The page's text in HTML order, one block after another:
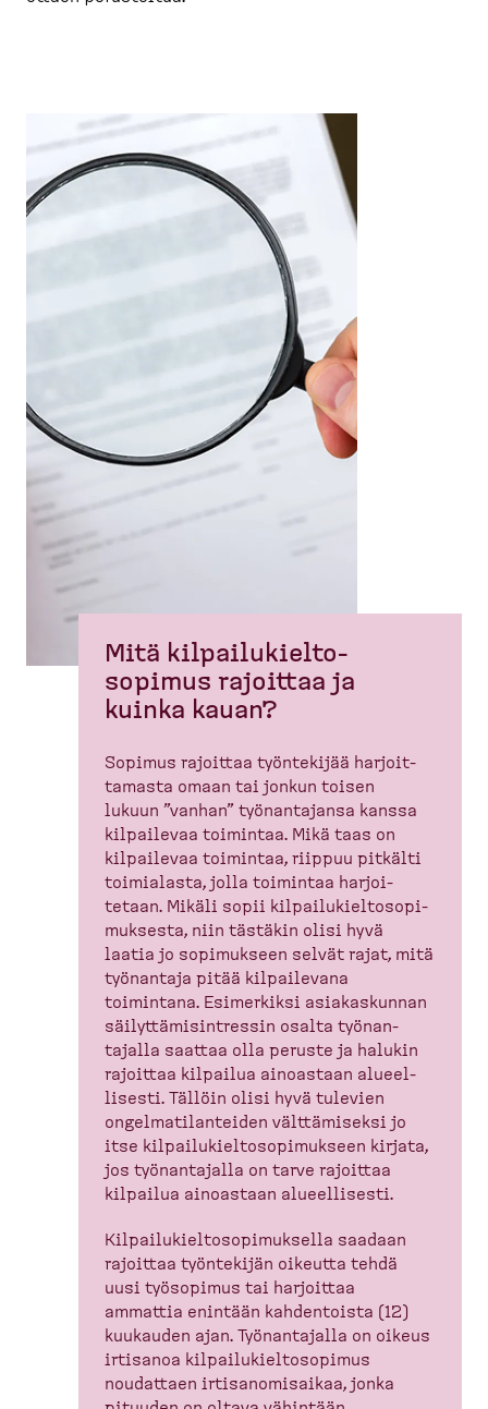
Mitä kilpai­lu­kiel­to­
sopimus rajoittaa ja
kuinka kauan?
Sopimus rajoittaa työntekijää harjoit­
tamasta omaan tai jonkun toisen
lukuun ”vanhan” työnan­tajansa kanssa
kilpailevaa toimintaa. Mikä taas on
kilpailevaa toimintaa, riippuu pitkälti
toimialasta, jolla toimintaa harjoi­
tetaan. Mikäli sopii kilpai­lu­kiel­to­so­pi­
muksesta, niin tästäkin olisi hyvä
laatia jo sopimukseen selvät rajat, mitä
työnantaja pitää kilpai­levana
toimintana. Esimerkiksi asiakas­kunnan
säilyt­tä­mi­sint­ressin osalta työnan­
tajalla saattaa olla peruste ja halukin
rajoittaa kilpailua ainoastaan alueel­
lisesti. Tällöin olisi hyvä tulevien
ongelma­ti­lan­teiden välttä­miseksi jo
itse kilpai­lu­kiel­to­so­pi­mukseen kirjata,
jos työnan­tajalla on tarve rajoittaa
kilpailua ainoastaan alueel­lisesti.
Kilpai­lu­kiel­to­so­pi­muksella saadaan
rajoittaa työntekijän oikeutta tehdä
uusi työsopimus tai harjoittaa
ammattia enintään kahden­toista (12)
kuukauden ajan. Työnan­tajalla on oikeus
irtisanoa kilpai­lu­kiel­to­sopimus
noudattaen irtisa­no­mi­saikaa, jonka